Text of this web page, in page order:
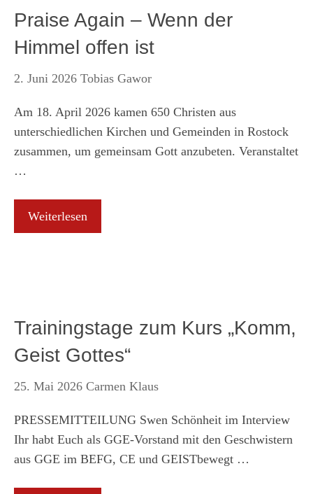
Praise Again – Wenn der
Himmel offen ist
2. Juni 2026 Tobias Gawor
Am 18. April 2026 kamen 650 Christen aus
unterschiedlichen Kirchen und Gemeinden in Rostock
zusammen, um gemeinsam Gott anzubeten. Veranstaltet
…
Weiterlesen
Trainingstage zum Kurs „Komm,
Geist Gottes“
25. Mai 2026 Carmen Klaus
PRESSEMITTEILUNG Swen Schönheit im Interview
Ihr habt Euch als GGE-Vorstand mit den Geschwistern
aus GGE im BEFG, CE und GEISTbewegt …